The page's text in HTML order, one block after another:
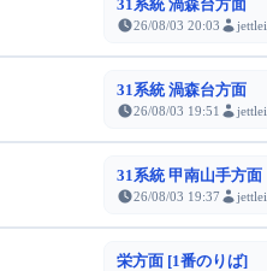
31系統 渦森台方面
26/08/03 20:03
31系統 渦森台方面
26/08/03 19:51
31系統 甲南山手方面
26/08/03 19:37
栄方面 [1番のりば]